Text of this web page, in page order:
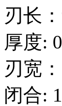
刃长
厚度:
刃宽
闭合: